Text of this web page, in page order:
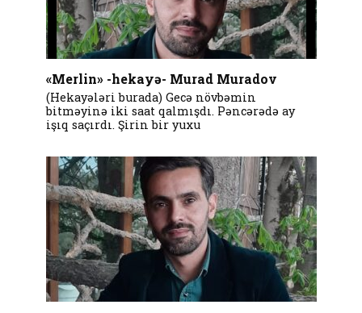
«Merlin» -hekayə- Murad Muradov
(Hekayələri burada) Gecə növbəmin
bitməyinə iki saat qalmışdı. Pəncərədə ay
işıq saçırdı. Şirin bir yuxu